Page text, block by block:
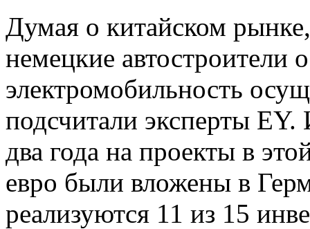
Думая о китайском
немецкие автостроители
электромобильность
подсчитали эксперты
два года на проекты в
евро были вложены в
реализуются 11 из 15